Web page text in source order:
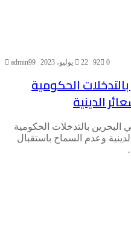
admin99 22 يوليو، 2023 0
92
الحكومية
الدينية
بالتدخلات الحكومية
وعدم السماح باستقبال